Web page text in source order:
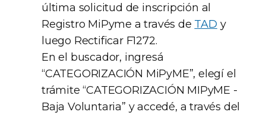
última solicitud de inscripción al
Registro MiPyme a través de TAD y
luego Rectificar F1272.
En el buscador, ingresá
“CATEGORIZACIÓN MiPyME”, elegí el
trámite “CATEGORIZACIÓN MIPyME -
Baja Voluntaria” y accedé, a través del